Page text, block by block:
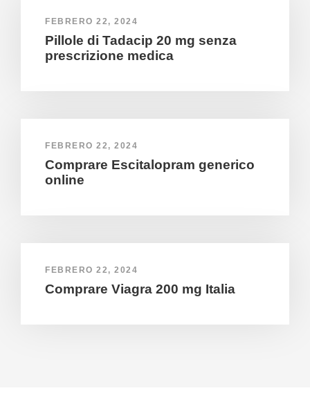
FEBRERO 22, 2024
Pillole di Tadacip 20 mg senza
prescrizione medica
FEBRERO 22, 2024
Comprare Escitalopram generico
online
FEBRERO 22, 2024
Comprare Viagra 200 mg Italia